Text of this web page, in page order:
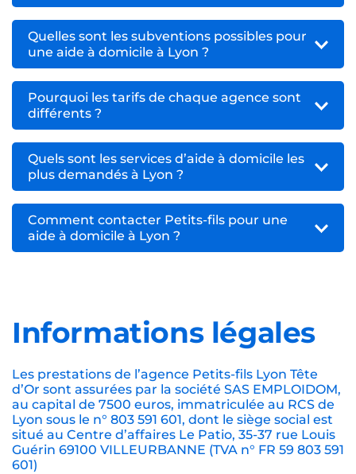
Quelles sont les subventions possibles pour
une aide à domicile à Lyon ?
Pourquoi les tarifs de chaque agence sont
différents ?
Quels sont les services d’aide à domicile les
plus demandés à Lyon ?
Comment contacter Petits-fils pour une
aide à domicile à Lyon ?
Informations légales
Les prestations de l’agence Petits-fils Lyon Tête
d’Or sont assurées par la société SAS EMPLOIDOM,
au capital de 7500 euros, immatriculée au RCS de
Lyon sous le n° 803 591 601, dont le siège social est
situé au Centre d’affaires Le Patio, 35-37 rue Louis
Guérin 69100 VILLEURBANNE (TVA n° FR 59 803 591
601)